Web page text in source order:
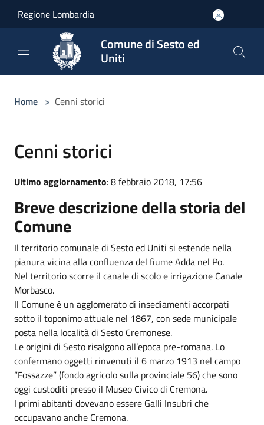
Regione Lombardia
Comune di Sesto ed
Uniti
Home > Cenni storici
Cenni storici
Ultimo aggiornamento: 8 febbraio 2018, 17:56
Breve descrizione della storia del
Comune
Il territorio comunale di Sesto ed Uniti si estende nella
pianura vicina alla confluenza del fiume Adda nel Po.
Nel territorio scorre il canale di scolo e irrigazione Canale
Morbasco.
Il Comune è un agglomerato di insediamenti accorpati
sotto il toponimo attuale nel 1867, con sede municipale
posta nella località di Sesto Cremonese.
Le origini di Sesto risalgono all’epoca pre-romana. Lo
confermano oggetti rinvenuti il 6 marzo 1913 nel campo
“Fossazze” (fondo agricolo sulla provinciale 56) che sono
oggi custoditi presso il Museo Civico di Cremona.
I primi abitanti dovevano essere Galli Insubri che
occupavano anche Cremona.